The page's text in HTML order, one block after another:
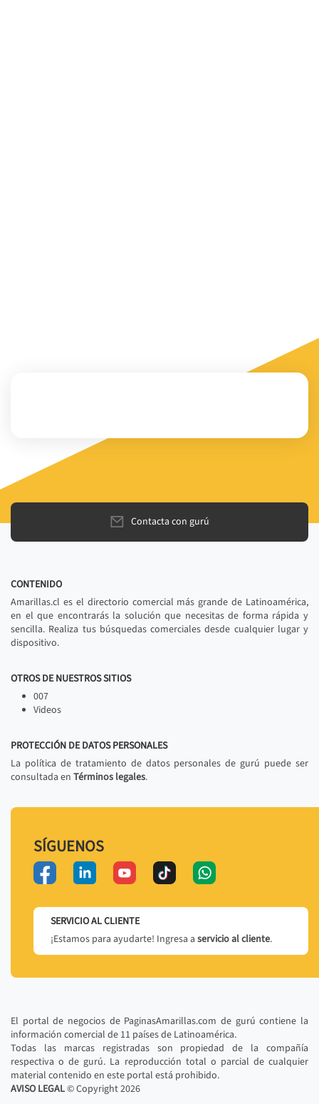
Contacta con gurú
CONTENIDO
Amarillas.cl es el directorio comercial más grande de Latinoamérica,
en el que encontrarás la solución que necesitas de forma rápida y
sencilla. Realiza tus búsquedas comerciales desde cualquier lugar y
dispositivo.
OTROS DE NUESTROS SITIOS
007
Videos
PROTECCIÓN DE DATOS PERSONALES
La política de tratamiento de datos personales de gurú puede ser
consultada en Términos legales.
SÍGUENOS
SERVICIO AL CLIENTE
¡Estamos para ayudarte! Ingresa a servicio al cliente.
El portal de negocios de PaginasAmarillas.com de gurú contiene la
información comercial de 11 países de Latinoamérica.
Todas las marcas registradas son propiedad de la compañía
respectiva o de gurú. La reproducción total o parcial de cualquier
material contenido en este portal está prohibido.
AVISO LEGAL© Copyright2026